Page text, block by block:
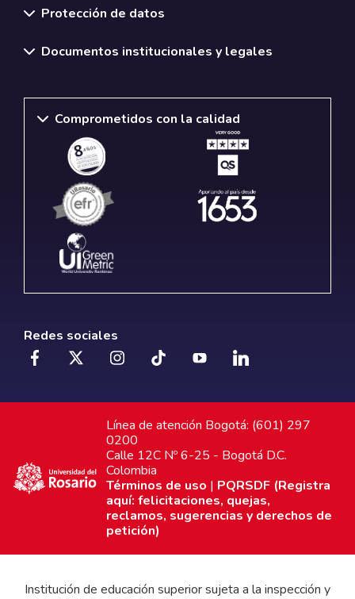
Protección de datos
Documentos institucionales y legales
Comprometidos con la calidad
Redes sociales
Línea de atención Bogotá: (601) 297
0200
Calle 12C Nº 6-25 - Bogotá D.C.
Colombia
Términos de uso | PQRSDF (Registra
aquí: felicitaciones, quejas,
reclamos, sugerencias y derechos de
petición)
Institución de educación superior sujeta a la inspección y